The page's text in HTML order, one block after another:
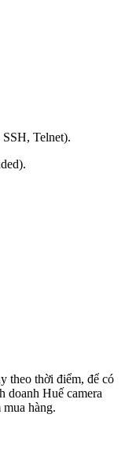
Telnet).
theo thời điểm, để có
doanh Huế camera
hàng.